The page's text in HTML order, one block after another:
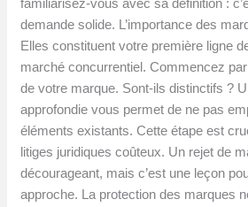
familiarisez-vous avec sa définition :
demande solide. L’importance des
Elles constituent votre première ligne
marché concurrentiel. Commencez
de votre marque. Sont-ils distinctifs ?
approfondie vous permet de ne pas
éléments existants. Cette étape est
litiges juridiques coûteux. Un rejet de
décourageant, mais c’est une leçon
approche. La protection des marques